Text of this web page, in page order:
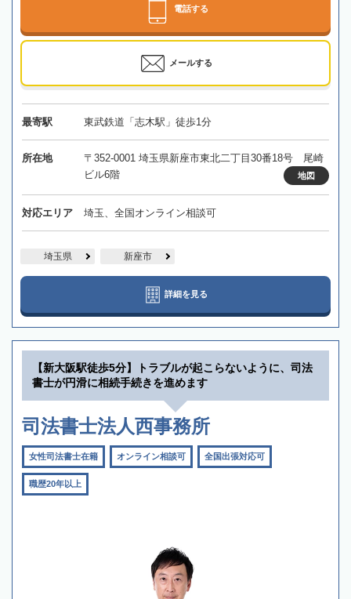
電話する
メールする
最寄駅 東武鉄道「志木駅」徒歩1分
所在地
〒352-0001 埼玉県新座市東北二丁目30番18号 尾崎
ビル6階
地図
対応エリア 埼玉、全国オンライン相談可
埼玉県 新座市
詳細を見る
【新大阪駅徒歩5分】トラブルが起こらないように、司法
書士が円滑に相続手続きを進めます
司法書士法人西事務所
女性司法書士在籍 オンライン相談可 全国出張対応可
職歴20年以上